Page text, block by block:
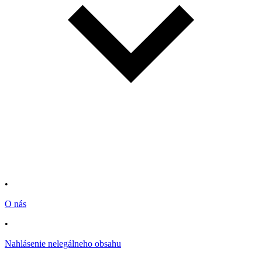
•
O nás
•
Nahlásenie nelegálneho obsahu